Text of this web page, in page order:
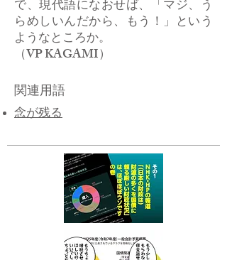
で、現代語になおせば、「マジ、う
らめしいんだから、もう！」という
ようなところか。
（VP KAGAMI）
関連用語
念が残る